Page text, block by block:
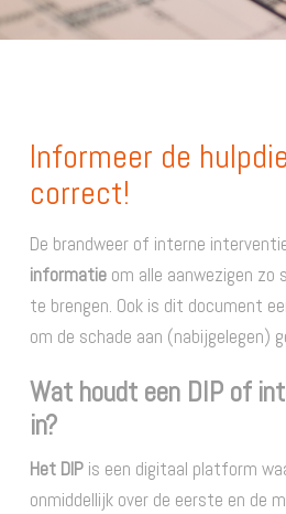
Informeer de
correct!
De brandweer of interne
informatieom alle aanwezigen zo
te brengen. Ook is dit document
om de schade aan (nabijgelegen)
Wat houdt een DIP of
in?
Het DIP is een digitaal platform
onmiddellijk over de eerste en de